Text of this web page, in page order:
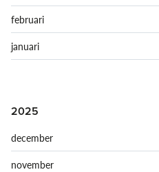
februari
januari
2025
december
november